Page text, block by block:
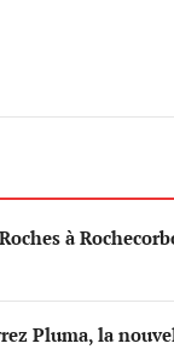
à
Pluma, la